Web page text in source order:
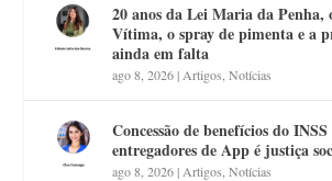
20 anos da Lei Maria da Penha,
Vítima, o spray de pimenta e a
ainda em falta
ago 8, 2026| Artigos ,Notícias
Concessão de benefícios do
entregadores de App é justiça
ago 8, 2026| Artigos ,Notícias